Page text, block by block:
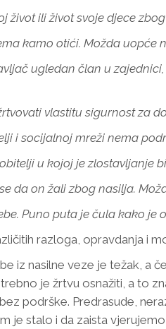
život ili život svoje djece
kamo otići. Možda uopće
ugledan član u
vlastitu sigurnost za
i socijalnoj mreži nema
u kojoj je zlostavljanje
da on žali zbog nasilja.
Puno puta je čula kako je
razloga, opravdanja i
iz nasilne veze je težak, a
je žrtvu osnažiti, a to
podrške. Predrasude,
je stalo i da zaista